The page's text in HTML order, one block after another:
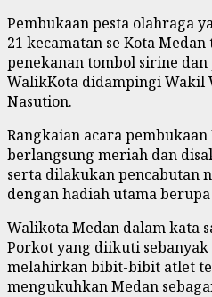
Pembukaan pesta olahraga
21 kecamatan se Kota
penekanan tombol sirine dan
WalikKota didampingi Wakil
Nasution.
Rangkaian acara
berlangsung meriah dan
serta dilakukan pencabutan
dengan hadiah utama
Walikota Medan dalam kata
Porkot yang diikuti
melahirkan bibit-bibit atlet
mengukuhkan Medan